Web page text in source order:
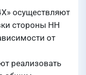
осуществляют
стороны НН
от
реализовать